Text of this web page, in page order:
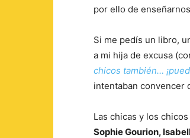
por ello de
Si me pedís un libro,
a mi hija de excusa
chicos también…
intentaban convencer
Las chicas y los
Sophie Gourion,